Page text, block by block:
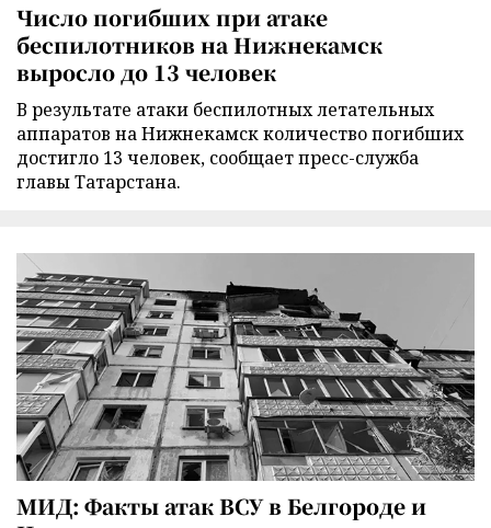
Число погибших при атаке
беспилотников на Нижнекамск
выросло до 13 человек
В результате атаки беспилотных летательных
аппаратов на Нижнекамск количество погибших
достигло 13 человек, сообщает пресс-служба
главы Татарстана.
МИД: Факты атак ВСУ в Белгороде и